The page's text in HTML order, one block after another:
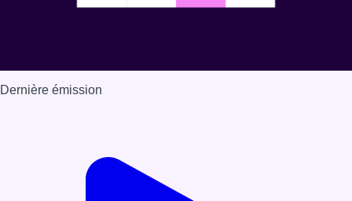
Dernière émission